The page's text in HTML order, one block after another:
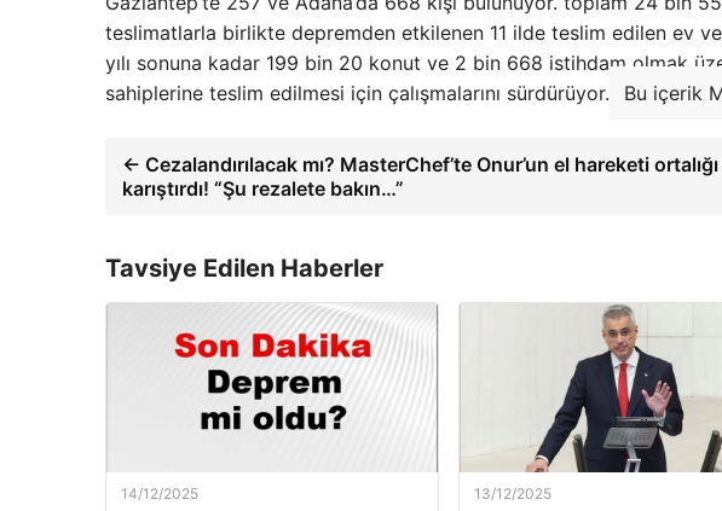
teslimatlarla birlikte depremden etkilenen 11 ilde teslim edilen ev
yılı sonuna kadar 199 bin 20 konut ve 2 bin 668 istihdam olmak
sahiplerine teslim edilmesi için çalışmalarını sürdürüyor.
Bu içerik
← Cezalandırılacak mı? MasterChef’te Onur’un el hareketi ortalığı
karıştırdı! “Şu rezalete bakın…”
Tavsiye Edilen Haberler
14/12/2025 13/12/2025